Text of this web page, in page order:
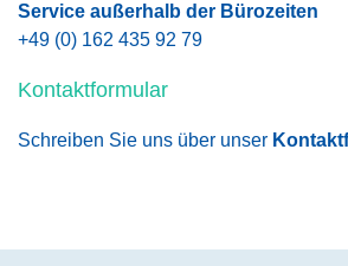
Service außerhalb der Bürozeiten
+49 (0) 162 435 92 79
Kontaktformular
Schreiben Sie uns über unser